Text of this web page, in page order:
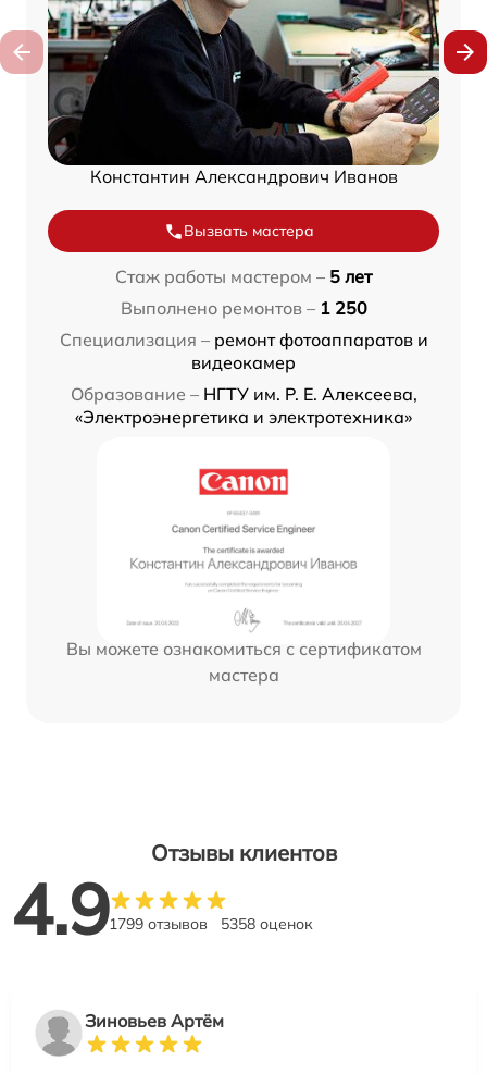
Константин Александрович Иванов
Вызвать мастера
Стаж работы мастером – 5 лет
Выполнено ремонтов – 1 250
Специализация – ремонт фотоаппаратов и
видеокамер
Образование – НГТУ им. Р. Е. Алексеева,
«Электроэнергетика и электротехника»
Вы можете ознакомиться с сертификатом
мастера
Отзывы клиентов
4.91799 отзывов 5358 оценок
Зиновьев Артём